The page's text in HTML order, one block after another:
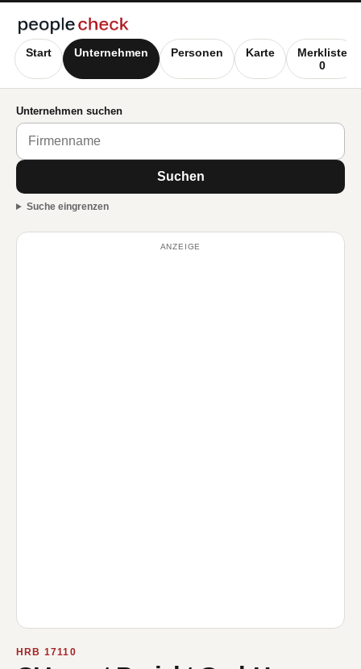
Start Unternehmen Personen Karte
Merkliste
0
Unternehmen suchen
Suchen
Suche eingrenzen
ANZEIGE
HRB 17110